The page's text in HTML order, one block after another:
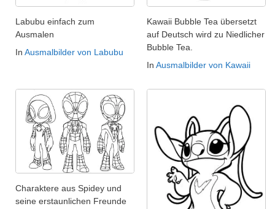
Labubu einfach zum
Ausmalen
In Ausmalbilder von Labubu
Kawaii Bubble Tea übersetzt
auf Deutsch wird zu Niedlicher
Bubble Tea.
In Ausmalbilder von Kawaii
Charaktere aus Spidey und
seine erstaunlichen Freunde